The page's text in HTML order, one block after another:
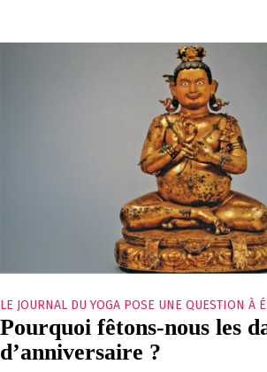
LE JOURNAL DU YOGA POSE UNE QUESTION À
Pourquoi fêtons-nous les
d’anniversaire ?